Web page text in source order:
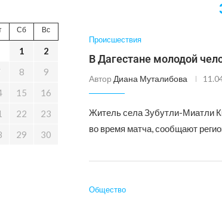
Происшествия
В Дагестане молодой
Автор Диана Муталибова
Житель села Зубутли-Миатли
во время матча, сообщают
Общество
Сб Вс
1
2
8
9
15
16
22
23
29
30